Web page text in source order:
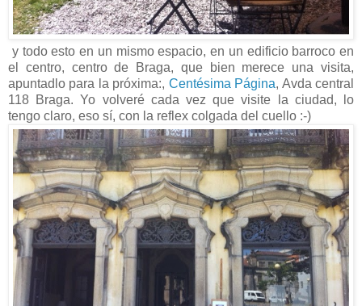
y todo esto en un mismo espacio, en un edificio barroco en
el centro, centro de Braga, que bien merece una visita,
apuntadlo para la próxima:, Centésima Página, Avda central
118 Braga. Yo volveré cada vez que visite la ciudad, lo
tengo claro, eso sí, con la reflex colgada del cuello :-)